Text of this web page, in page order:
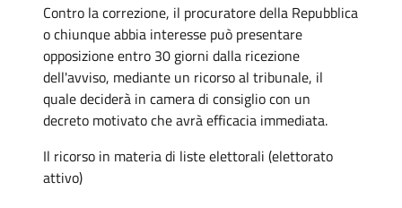
Contro la correzione, il procuratore della Repubblica
o chiunque abbia interesse può presentare
opposizione entro 30 giorni dalla ricezione
dell'avviso, mediante un ricorso al tribunale, il
quale deciderà in camera di consiglio con un
decreto motivato che avrà efficacia immediata.
Il ricorso in materia di liste elettorali (elettorato
attivo)